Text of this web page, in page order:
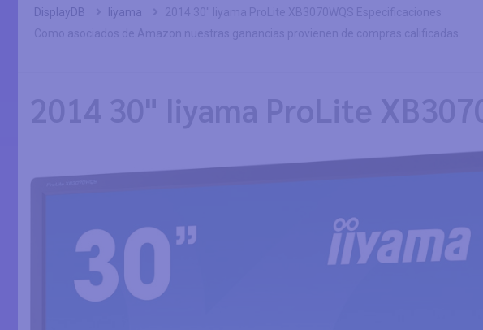
DisplayDB Iiyama
2014 30" Iiyama ProLite XB3070WQS Especificaciones
Como asociados de Amazon nuestras ganancias provienen de compras calificadas.
2014 30" Iiyama ProLite